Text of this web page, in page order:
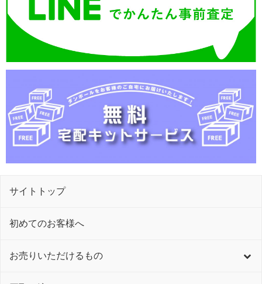
サイトトップ
初めてのお客様へ
お売りいただけるもの